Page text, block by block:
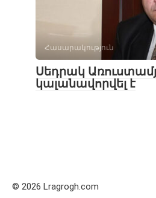
Հասարակություն
Սեդրակ
կալանավորվել է
© 2026 Lragrogh.com